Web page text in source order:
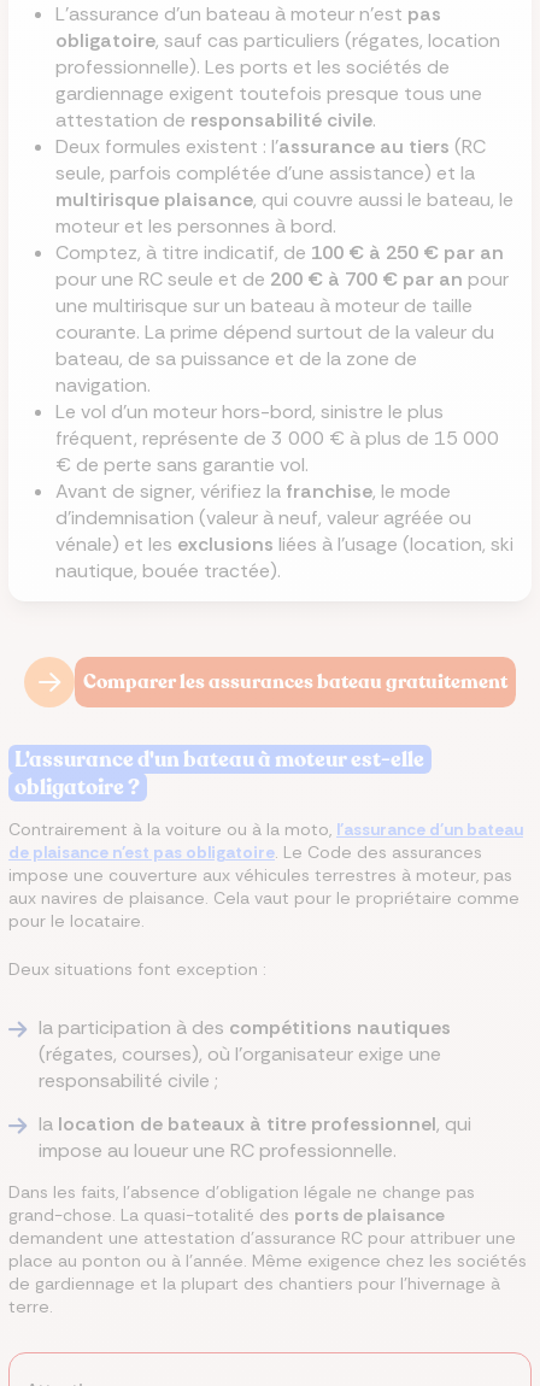
L'assurance d'un bateau à moteur n'est pas
obligatoire, sauf cas particuliers (régates, location
professionnelle). Les ports et les sociétés de
gardiennage exigent toutefois presque tous une
attestation de responsabilité civile.
Deux formules existent : l'assurance au tiers (RC
seule, parfois complétée d'une assistance) et la
multirisque plaisance, qui couvre aussi le bateau, le
moteur et les personnes à bord.
Comptez, à titre indicatif, de 100 € à 250 € par an
pour une RC seule et de 200 € à 700 € par an pour
une multirisque sur un bateau à moteur de taille
courante. La prime dépend surtout de la valeur du
bateau, de sa puissance et de la zone de
navigation.
Le vol d'un moteur hors-bord, sinistre le plus
fréquent, représente de 3 000 € à plus de 15 000
€ de perte sans garantie vol.
Avant de signer, vérifiez la franchise, le mode
d'indemnisation (valeur à neuf, valeur agréée ou
vénale) et les exclusions liées à l'usage (location, ski
nautique, bouée tractée).
Comparer les assurances bateau gratuitement
L'assurance d'un bateau à moteur est-elle
obligatoire ?
Contrairement à la voiture ou à la moto, l'assurance d'un bateau
de plaisance n'est pas obligatoire. Le Code des assurances
impose une couverture aux véhicules terrestres à moteur, pas
aux navires de plaisance. Cela vaut pour le propriétaire comme
pour le locataire.
Deux situations font exception :
la participation à des compétitions nautiques
(régates, courses), où l'organisateur exige une
responsabilité civile ;
la location de bateaux à titre professionnel, qui
impose au loueur une RC professionnelle.
Dans les faits, l'absence d'obligation légale ne change pas
grand-chose. La quasi-totalité des ports de plaisance
demandent une attestation d'assurance RC pour attribuer une
place au ponton ou à l'année. Même exigence chez les sociétés
de gardiennage et la plupart des chantiers pour l'hivernage à
terre.